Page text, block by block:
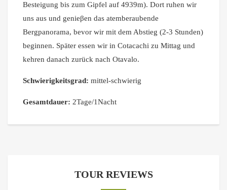
Besteigung bis zum Gipfel auf 4939m). Dort ruhen wir
uns aus und genieβen das atemberaubende
Bergpanorama, bevor wir mit dem Abstieg (2-3 Stunden)
beginnen. Später essen wir in Cotacachi zu Mittag und
kehren danach zurück nach Otavalo.
Schwierigkeitsgrad: mittel-schwierig
Gesamtdauer: 2Tage/1Nacht
TOUR REVIEWS